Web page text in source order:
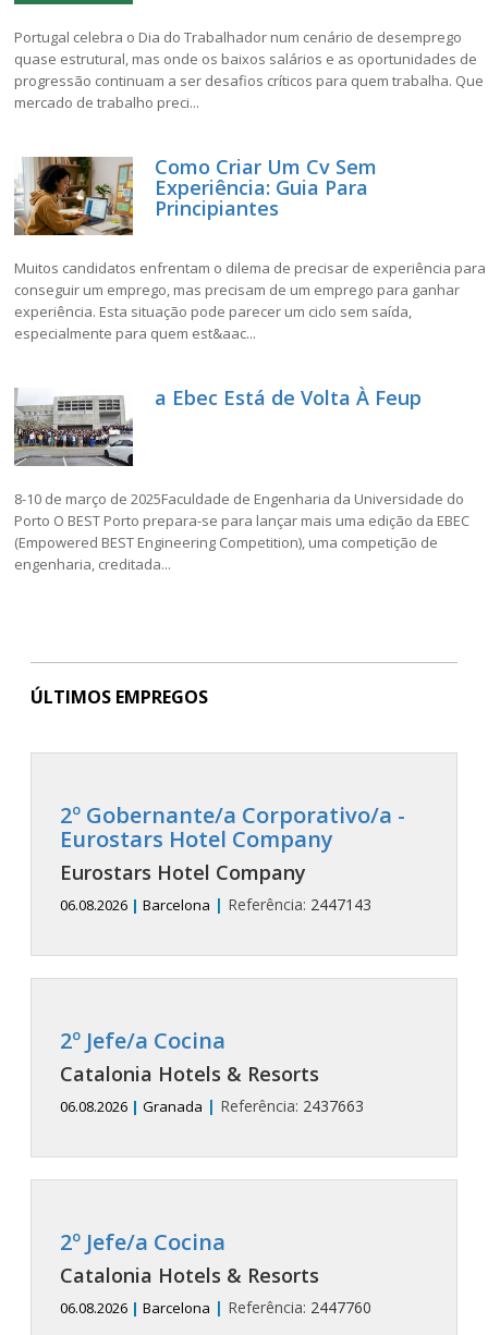
Portugal celebra o Dia do Trabalhador num cenário de desemprego
quase estrutural, mas onde os baixos salários e as oportunidades de
progressão continuam a ser desafios críticos para quem trabalha. Que
mercado de trabalho preci...
Como Criar Um Cv Sem
Experiência: Guia Para
Principiantes
Muitos candidatos enfrentam o dilema de precisar de experiência para
conseguir um emprego, mas precisam de um emprego para ganhar
experiência. Esta situação pode parecer um ciclo sem saída,
especialmente para quem est&aac...
a Ebec Está de Volta À Feup
8-10 de março de 2025Faculdade de Engenharia da Universidade do
Porto O BEST Porto prepara-se para lançar mais uma edição da EBEC
(Empowered BEST Engineering Competition), uma competição de
engenharia, creditada...
ÚLTIMOS EMPREGOS
2º Gobernante/a Corporativo/a -
Eurostars Hotel Company
Eurostars Hotel Company
06.08.2026 | Barcelona | Referência: 2447143
2º Jefe/a Cocina
Catalonia Hotels & Resorts
06.08.2026 | Granada | Referência: 2437663
2º Jefe/a Cocina
Catalonia Hotels & Resorts
06.08.2026 | Barcelona | Referência: 2447760